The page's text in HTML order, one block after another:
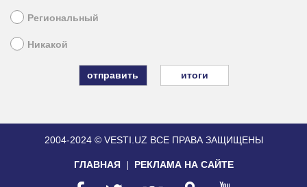
Региональный
Никакой
итоги
2004-2024 © VESTI.UZ ВСЕ ПРАВА ЗАЩИЩЕНЫ
ГЛАВНАЯ РЕКЛАМА НА САЙТЕ